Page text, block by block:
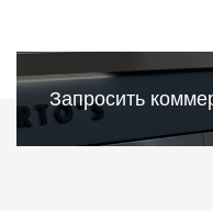
Запросить